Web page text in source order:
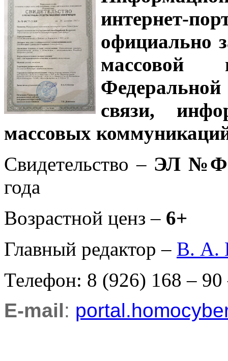
интернет-
официально
связи,
массовых
Свидетельство – ЭЛ
года
Возрастной ценз – 6+
Главный редактор – В. А.
Телефон: 8 (926) 168 – 90
E-mail: